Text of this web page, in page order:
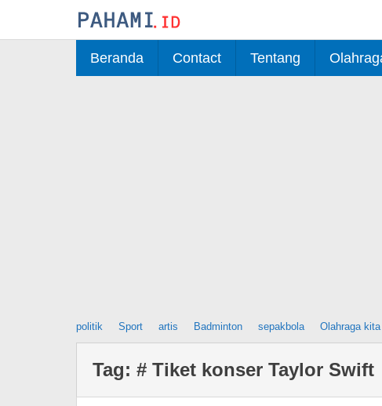
Beranda Contact Tentang
politik Sport artis Badminton sepakbola Olahraga kita
Tag: # Tiket konser Taylor Swift